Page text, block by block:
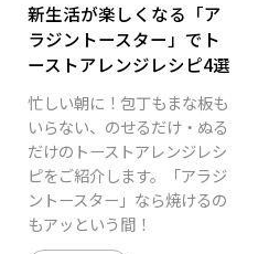
新生活が楽しくなる「ア
ラジントースター」でト
ーストアレンジレシピ4選
忙しい朝に！包丁もまな板も
いらない、のせるだけ・ぬる
だけのトーストアレンジレシ
ピをご紹介します。「アラジ
ントースター」なら焼けるの
もアッという間！